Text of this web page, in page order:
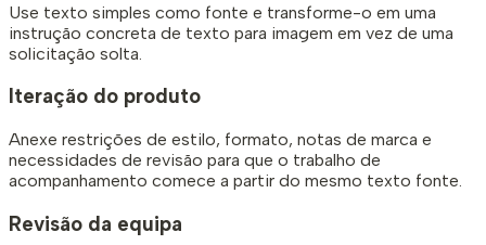
Use texto simples como fonte e transforme-o em uma
instrução concreta de texto para imagem em vez de uma
solicitação solta.
Iteração do produto
Anexe restrições de estilo, formato, notas de marca e
necessidades de revisão para que o trabalho de
acompanhamento comece a partir do mesmo texto fonte.
Revisão da equipa